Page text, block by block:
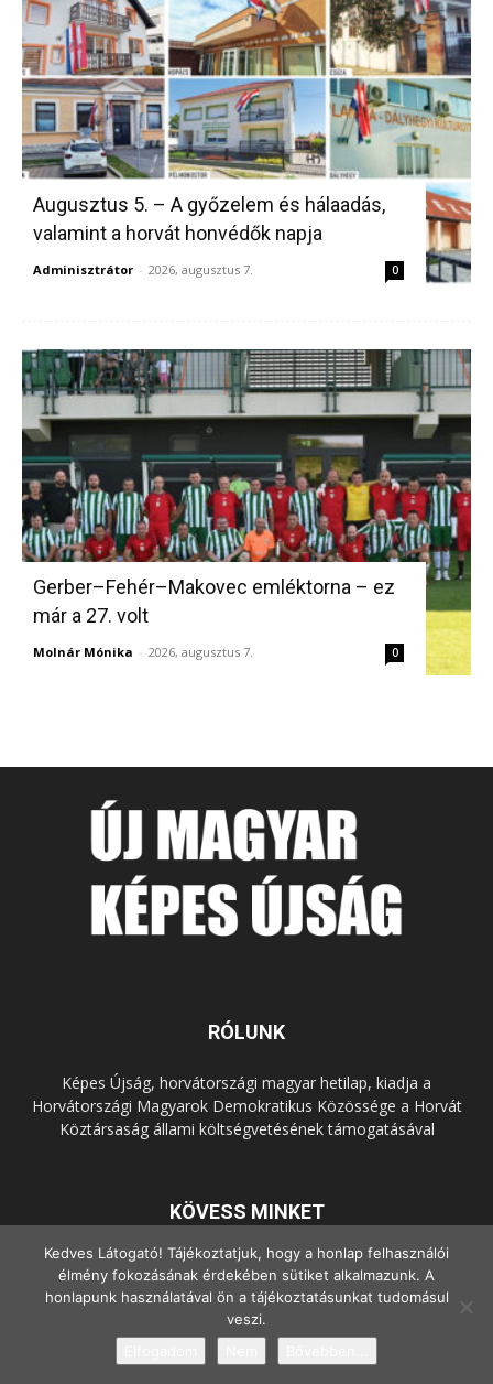
Augusztus 5. – A győzelem és hálaadás,
valamint a horvát honvédők napja
Adminisztrátor - 2026, augusztus 7. 0
Gerber–Fehér–Makovec emléktorna – ez
már a 27. volt
Molnár Mónika - 2026, augusztus 7. 0
RÓLUNK
Képes Újság, horvátországi magyar hetilap, kiadja a
Horvátországi Magyarok Demokratikus Közössége a Horvát
Köztársaság állami költségvetésének támogatásával
KÖVESS MINKET
© Copyright - 2022 Minden jog fenntartva.
Kedves Látogató! Tájékoztatjuk, hogy a honlap felhasználói
élmény fokozásának érdekében sütiket alkalmazunk. A
honlapunk használatával ön a tájékoztatásunkat tudomásul
veszi.